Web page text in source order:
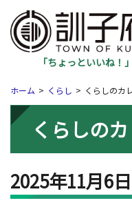
「ちょっといいね
ホーム くらし くらしのカ
くらしの
2025年11月6日